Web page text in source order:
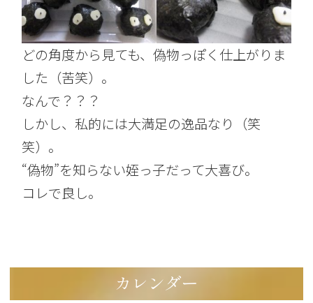
どの角度から見ても、偽物っぽく仕上がりま
した（苦笑）。
なんで？？？
しかし、私的には大満足の逸品なり（笑
笑）。
“偽物”を知らない姪っ子だって大喜び。
コレで良し。
カレンダー